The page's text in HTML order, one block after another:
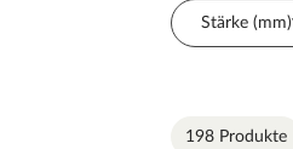
Stärke (mm)
198 Produkte